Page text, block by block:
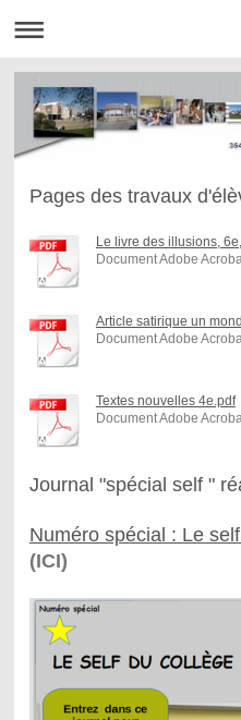
Pages des travaux
Le livre des illusions,
Document Adobe
Article satirique un
Document Adobe
Textes nouvelles 4e.pdf
Document Adobe
Journal "spécial self "
Numéro spécial : Le
(ICI)